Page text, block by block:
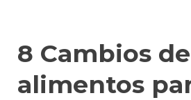
8 Cambios de
alimentos